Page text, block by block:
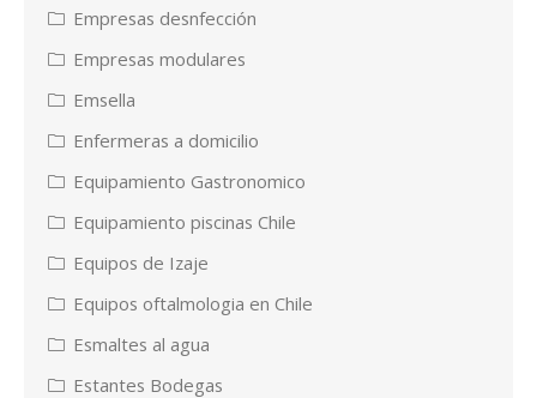
Empresas desnfección
Empresas modulares
Emsella
Enfermeras a domicilio
Equipamiento Gastronomico
Equipamiento piscinas Chile
Equipos de Izaje
Equipos oftalmologia en Chile
Esmaltes al agua
Estantes Bodegas